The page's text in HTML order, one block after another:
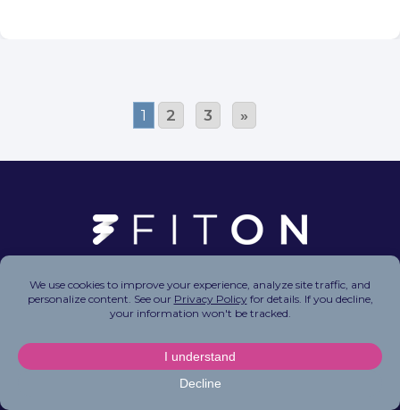
1 2 3 »
Copyright © 2026 FitOn Inc. All Rights Reserved.
Privacy Policy|Terms of Use